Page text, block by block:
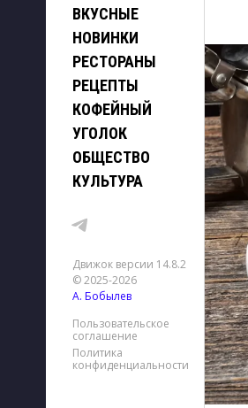
ВКУСНЫЕ
НОВИНКИ
РЕСТОРАНЫ
РЕЦЕПТЫ
КОФЕЙНЫЙ
УГОЛОК
ОБЩЕСТВО
КУЛЬТУРА
Движок версии 14.8.2
© 2025-2026
А. Бобылев
Пользовательское
соглашение
Политика
конфиденциальности